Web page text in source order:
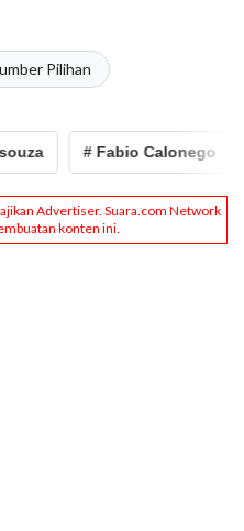
Pilihan
# Fabio Calonego